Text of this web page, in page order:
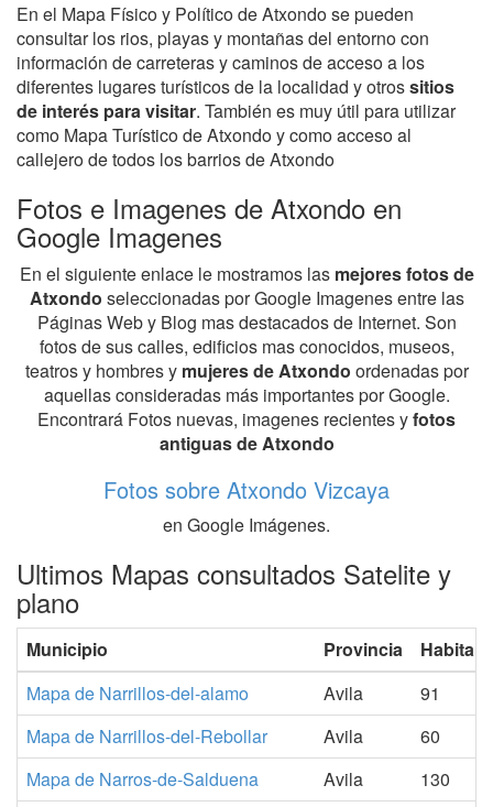
En el Mapa Físico y Político de Atxondo se pueden
consultar los rios, playas y montañas del entorno con
información de carreteras y caminos de acceso a los
diferentes lugares turísticos de la localidad y otrossitios
de interés para visitar. También es muy útil para utilizar
como Mapa Turístico de Atxondo y como acceso al
callejero de todos los barrios de Atxondo
Fotos e Imagenes de Atxondo en
Google Imagenes
En el siguiente enlace le mostramos las mejores fotos de
Atxondo seleccionadas por Google Imagenes entre las
Páginas Web y Blog mas destacados de Internet. Son
fotos de sus calles, edificios mas conocidos, museos,
teatros y hombres y mujeres de Atxondo ordenadas por
aquellas consideradas más importantes por Google.
Encontrará Fotos nuevas, imagenes recientes yfotos
antiguas de Atxondo
Fotos sobre Atxondo Vizcaya
en Google Imágenes.
Ultimos Mapas consultados Satelite y
plano
Municipio Provincia
Mapa de Narrillos-del-alamo
Avila
91
Mapa de Narrillos-del-Rebollar
Avila
60
Mapa de Narros-de-Salduena
Avila
130